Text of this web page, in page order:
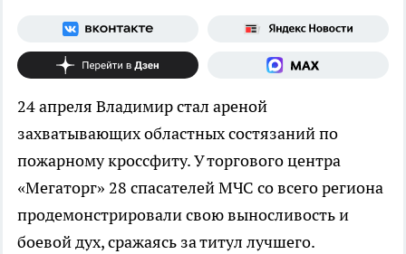
24 апреля Владимир стал ареной
захватывающих областных состязаний по
пожарному кроссфиту. У торгового центра
«Мегаторг» 28 спасателей МЧС со всего региона
продемонстрировали свою выносливость и
боевой дух, сражаясь за титул лучшего.